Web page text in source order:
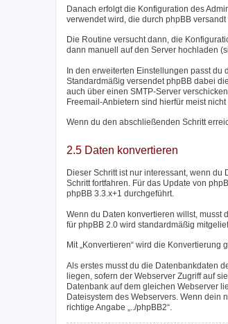
Danach erfolgt die Konfiguration des
verwendet wird, die durch phpBB
Die Routine versucht dann, die
dann manuell auf den Server hochladen
In den erweiterten Einstellungen passt du
Standardmäßig versendet phpBB dabei
auch über einen SMTP-Server
Freemail-Anbietern sind hierfür meist
Wenn du den abschließenden Schritt
2.5 Daten konvertieren
Dieser Schritt ist nur interessant, wenn
Schritt fortfahren. Für das Update von
phpBB 3.3.x+1 durchgeführt.
Wenn du Daten konvertieren willst, musst
für phpBB 2.0 wird standardmäßig
Mit „Konvertieren“ wird die
Als erstes musst du die Datenbankdaten
liegen, sofern der Webserver Zugriff auf
Datenbank auf dem gleichen Webserver
Dateisystem des Webservers. Wenn dein
richtige Angabe „../phpBB2“.